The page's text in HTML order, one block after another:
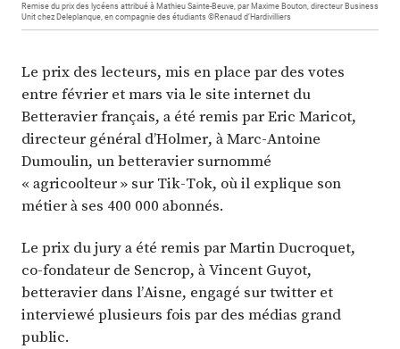
Remise du prix des lycéens attribué à Mathieu Sainte-Beuve, par Maxime Bouton, directeur Business
Unit chez Deleplanque, en compagnie des étudiants ©Renaud d’Hardivilliers
Le prix des lecteurs, mis en place par des votes
entre février et mars via le site internet du
Betteravier français, a été remis par Eric Maricot,
directeur général d’Holmer, à Marc-Antoine
Dumoulin, un betteravier surnommé
« agricoolteur » sur Tik-Tok, où il explique son
métier à ses 400 000 abonnés.
Le prix du jury a été remis par Martin Ducroquet,
co-fondateur de Sencrop, à Vincent Guyot,
betteravier dans l’Aisne, engagé sur twitter et
interviewé plusieurs fois par des médias grand
public.